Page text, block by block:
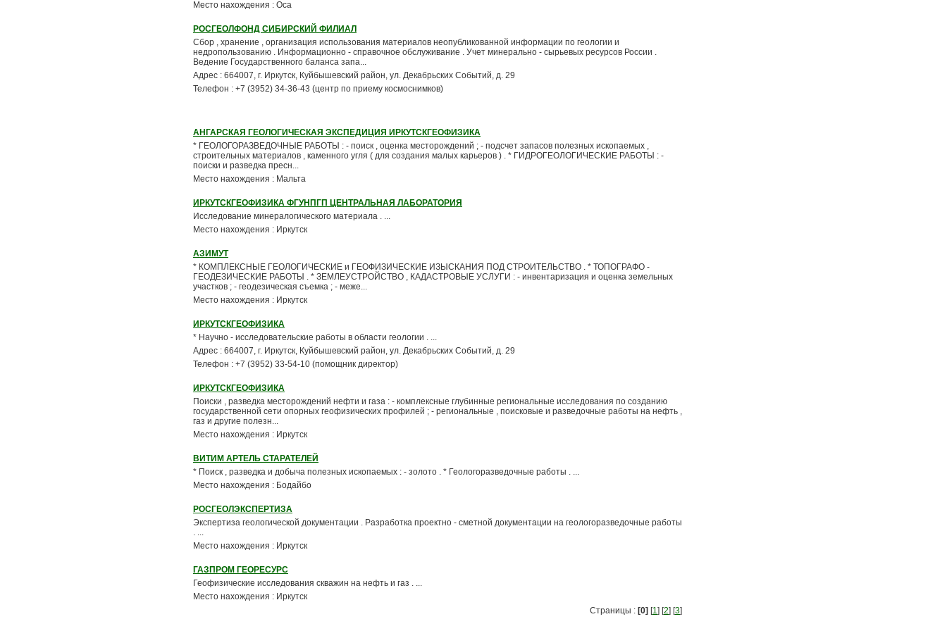
Место нахождения : Оса
РОСГЕОЛФОНД СИБИРСКИЙ ФИЛИАЛ
Сбор , хранение , организация использования материалов неопубликованной информации по геологии и
недропользованию . Информационно - справочное обслуживание . Учет минерально - сырьевых ресурсов России .
Ведение Государственного баланса запа...
Адрес : 664007, г. Иркутск, Куйбышевский район, ул. Декабрьских Событий, д. 29
Телефон : +7 (3952) 34-36-43 (центр по приему космоснимков)
АНГАРСКАЯ ГЕОЛОГИЧЕСКАЯ ЭКСПЕДИЦИЯ ИРКУТСКГЕОФИЗИКА
* ГЕОЛОГОРАЗВЕДОЧНЫЕ РАБОТЫ : - поиск , оценка месторождений ; - подсчет запасов полезных ископаемых ,
строительных материалов , каменного угля ( для создания малых карьеров ) . * ГИДРОГЕОЛОГИЧЕСКИЕ РАБОТЫ : -
поиски и разведка пресн...
Место нахождения : Мальта
ИРКУТСКГЕОФИЗИКА ФГУНПГП ЦЕНТРАЛЬНАЯ ЛАБОРАТОРИЯ
Исследование минералогического материала . ...
Место нахождения : Иркутск
АЗИМУТ
* КОМПЛЕКСНЫЕ ГЕОЛОГИЧЕСКИЕ и ГЕОФИЗИЧЕСКИЕ ИЗЫСКАНИЯ ПОД СТРОИТЕЛЬСТВО . * ТОПОГРАФО -
ГЕОДЕЗИЧЕСКИЕ РАБОТЫ . * ЗЕМЛЕУСТРОЙСТВО , КАДАСТРОВЫЕ УСЛУГИ : - инвентаризация и оценка земельных
участков ; - геодезическая съемка ; - меже...
Место нахождения : Иркутск
ИРКУТСКГЕОФИЗИКА
* Научно - исследовательские работы в области геологии . ...
Адрес : 664007, г. Иркутск, Куйбышевский район, ул. Декабрьских Событий, д. 29
Телефон : +7 (3952) 33-54-10 (помощник директор)
ИРКУТСКГЕОФИЗИКА
Поиски , разведка месторождений нефти и газа : - комплексные глубинные региональные исследования по созданию
государственной сети опорных геофизических профилей ; - региональные , поисковые и разведочные работы на нефть ,
газ и другие полезн...
Место нахождения : Иркутск
ВИТИМ АРТЕЛЬ СТАРАТЕЛЕЙ
* Поиск , разведка и добыча полезных ископаемых : - золото . * Геологоразведочные работы . ...
Место нахождения : Бодайбо
РОСГЕОЛЭКСПЕРТИЗА
Экспертиза геологической документации . Разработка проектно - сметной документации на геологоразведочные работы
. ...
Место нахождения : Иркутск
ГАЗПРОМ ГЕОРЕСУРС
Геофизические исследования скважин на нефть и газ . ...
Место нахождения : Иркутск
Страницы : [0] [1] [2] [3]